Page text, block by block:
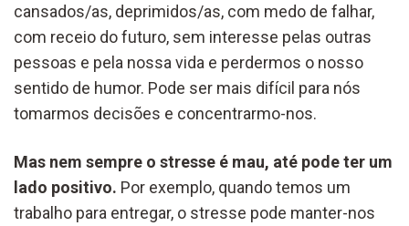
cansados/as, deprimidos/as, com medo de falhar,
com receio do futuro, sem interesse pelas outras
pessoas e pela nossa vida e perdermos o nosso
sentido de humor. Pode ser mais difícil para nós
tomarmos decisões e concentrarmo-nos.
Mas nem sempre o stresse é mau, até pode ter um
lado positivo. Por exemplo, quando temos um
trabalho para entregar, o stresse pode manter-nos